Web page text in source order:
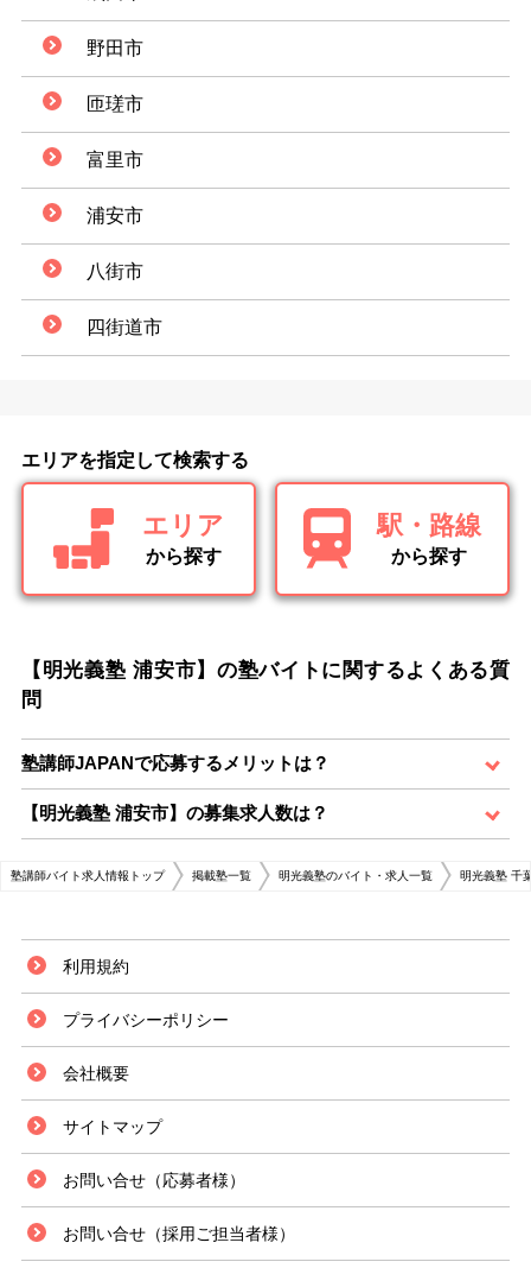
野田市
匝瑳市
富里市
浦安市
八街市
四街道市
エリアを指定して検索する
エリア
から探す
駅・路線
から探す
【明光義塾 浦安市】の塾バイトに関するよくある質
問
塾講師JAPANで応募するメリットは？
【明光義塾 浦安市】の募集求人数は？
塾講師バイト求人情報トップ 掲載塾一覧 明光義塾のバイト・求人一覧 明光義塾 千
利用規約
プライバシーポリシー
会社概要
サイトマップ
お問い合せ（応募者様）
お問い合せ（採用ご担当者様）